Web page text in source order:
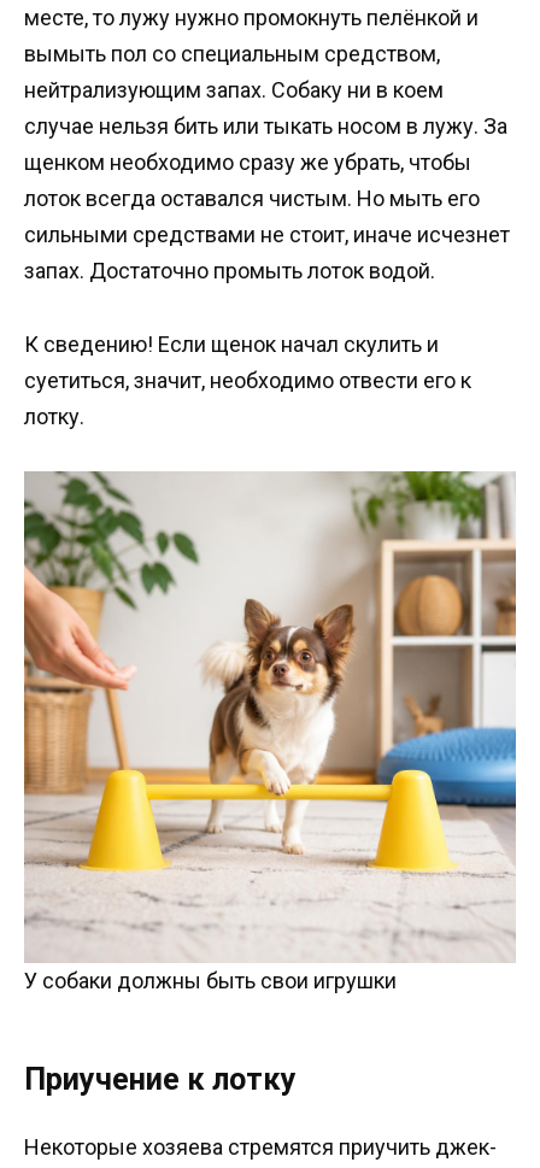
месте, то лужу нужно промокнуть пелёнкой и
вымыть пол со специальным средством,
нейтрализующим запах. Собаку ни в коем
случае нельзя бить или тыкать носом в лужу. За
щенком необходимо сразу же убрать, чтобы
лоток всегда оставался чистым. Но мыть его
сильными средствами не стоит, иначе исчезнет
запах. Достаточно промыть лоток водой.
К сведению! Если щенок начал скулить и
суетиться, значит, необходимо отвести его к
лотку.
У собаки должны быть свои игрушки
Приучение к лотку
Некоторые хозяева стремятся приучить джек-